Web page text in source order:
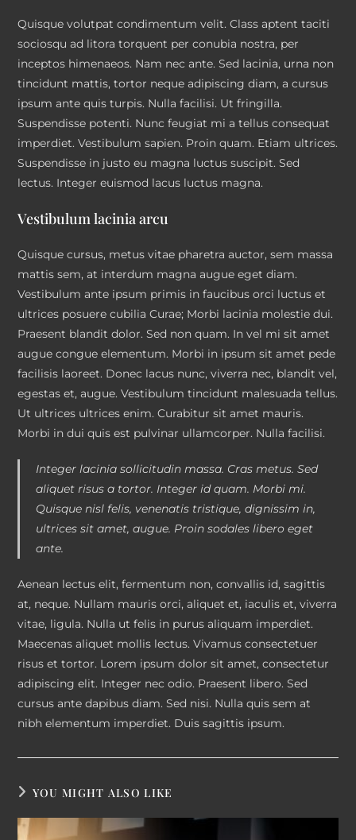
Quisque volutpat condimentum velit. Class aptent taciti
sociosqu ad litora torquent per conubia nostra, per
inceptos himenaeos. Nam nec ante. Sed lacinia, urna non
tincidunt mattis, tortor neque adipiscing diam, a cursus
ipsum ante quis turpis. Nulla facilisi. Ut fringilla.
Suspendisse potenti. Nunc feugiat mi a tellus consequat
imperdiet. Vestibulum sapien. Proin quam. Etiam ultrices.
Suspendisse in justo eu magna luctus suscipit. Sed
lectus. Integer euismod lacus luctus magna.
Vestibulum lacinia arcu
Quisque cursus, metus vitae pharetra auctor, sem massa
mattis sem, at interdum magna augue eget diam.
Vestibulum ante ipsum primis in faucibus orci luctus et
ultrices posuere cubilia Curae; Morbi lacinia molestie dui.
Praesent blandit dolor. Sed non quam. In vel mi sit amet
augue congue elementum. Morbi in ipsum sit amet pede
facilisis laoreet. Donec lacus nunc, viverra nec, blandit vel,
egestas et, augue. Vestibulum tincidunt malesuada tellus.
Ut ultrices ultrices enim. Curabitur sit amet mauris.
Morbi in dui quis est pulvinar ullamcorper. Nulla facilisi.
Integer lacinia sollicitudin massa. Cras metus. Sed
aliquet risus a tortor. Integer id quam. Morbi mi.
Quisque nisl felis, venenatis tristique, dignissim in,
ultrices sit amet, augue. Proin sodales libero eget
ante.
Aenean lectus elit, fermentum non, convallis id, sagittis
at, neque. Nullam mauris orci, aliquet et, iaculis et, viverra
vitae, ligula. Nulla ut felis in purus aliquam imperdiet.
Maecenas aliquet mollis lectus. Vivamus consectetuer
risus et tortor. Lorem ipsum dolor sit amet, consectetur
adipiscing elit. Integer nec odio. Praesent libero. Sed
cursus ante dapibus diam. Sed nisi. Nulla quis sem at
nibh elementum imperdiet. Duis sagittis ipsum.
YOU MIGHT ALSO LIKE